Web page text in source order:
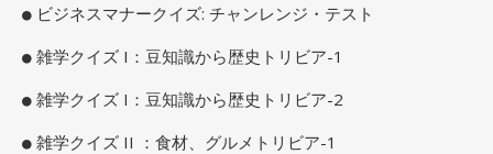
ビジネスマナークイズ: チャンレンジ・テスト
雑学クイズ I：豆知識から歴史トリビア-1
雑学クイズ I：豆知識から歴史トリビア-2
雑学クイズ II ：食材、グルメトリビア-1